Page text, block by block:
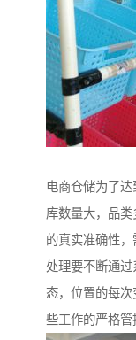
电商仓储为了
库数量大，品
的真实准确性
处理要不断通
态，位置的每
些工作的严格管